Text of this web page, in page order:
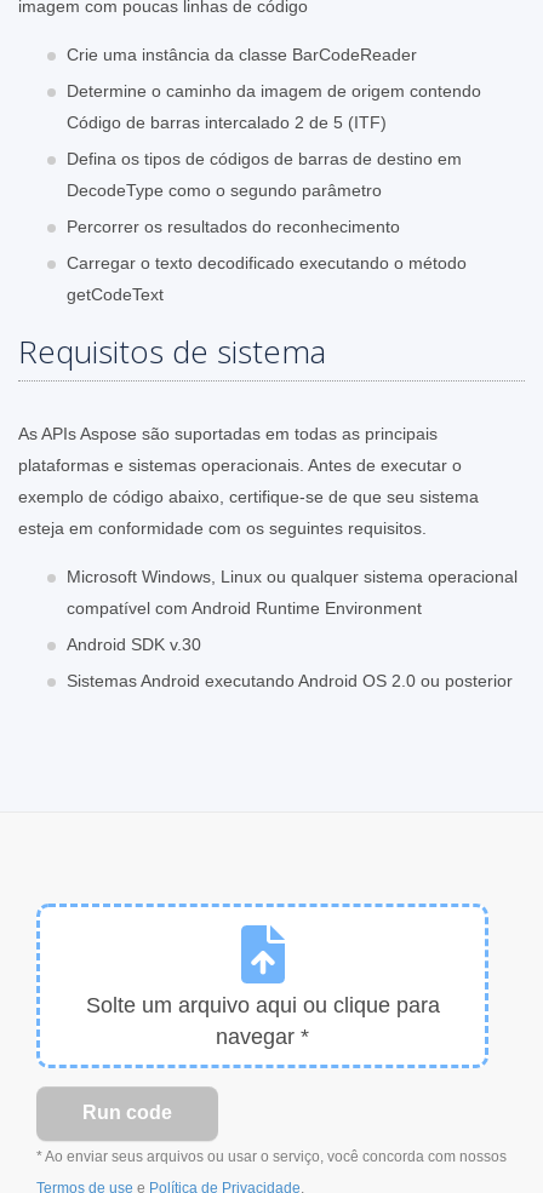
imagem com poucas linhas de código
Crie uma instância da classe BarCodeReader
Determine o caminho da imagem de origem contendo
Código de barras intercalado 2 de 5 (ITF)
Defina os tipos de códigos de barras de destino em
DecodeType como o segundo parâmetro
Percorrer os resultados do reconhecimento
Carregar o texto decodificado executando o método
getCodeText
Requisitos de sistema
As APIs Aspose são suportadas em todas as principais
plataformas e sistemas operacionais. Antes de executar o
exemplo de código abaixo, certifique-se de que seu sistema
esteja em conformidade com os seguintes requisitos.
Microsoft Windows, Linux ou qualquer sistema operacional
compatível com Android Runtime Environment
Android SDK v.30
Sistemas Android executando Android OS 2.0 ou posterior
Solte um arquivo aqui ou clique para
navegar *
* Ao enviar seus arquivos ou usar o serviço, você concorda com nossos
Termos de use e Política de Privacidade